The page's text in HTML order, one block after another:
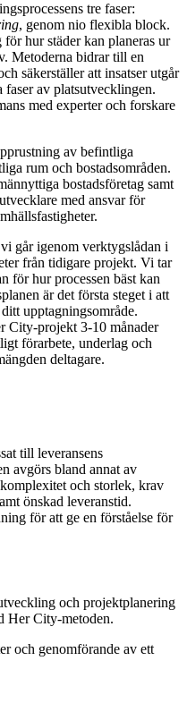
tre faser:
, genom nio flexibla block.
hur städer kan planeras ur
Metoderna bidrar till en
säkerställer att insatser utgår
faser av platsutvecklingen.
med experter och forskare
av befintliga
rum och bostadsområden.
bostadsföretag samt
med ansvar för
går igenom verktygslådan i
från tidigare projekt. Vi tar
för hur processen bäst kan
är det första steget i att
upptagningsområde.
City-projekt 3-10 månader
förarbete, underlag och
deltagare.
till leveransens
avgörs bland annat av
och storlek, krav
önskad leveranstid.
för att ge en förståelse för
och projektplanering
Her City-metoden.
och genomförande av ett